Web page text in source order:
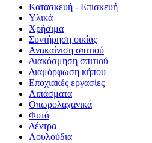
Κατασκευή - Επισκευή
Υλικά
Χρήσιμα
Συντήρηση οικίας
Ανακαίνιση σπιτιού
Διακόσμηση σπιτιού
Διαμόρφωση κήπου
Εποχιακές εργασίες
Λιπάσματα
Οπωρολαχανικά
Φυτά
Δέντρα
Λουλούδια